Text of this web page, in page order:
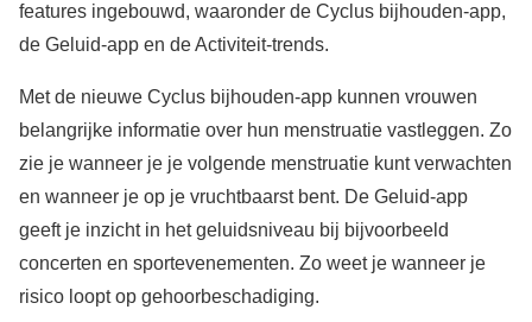
features ingebouwd, waaronder de Cyclus bijhouden-app,
de Geluid-app en de Activiteit-trends.
Met de nieuwe Cyclus bijhouden-app kunnen vrouwen
belangrijke informatie over hun menstruatie vastleggen. Zo
zie je wanneer je je volgende menstruatie kunt verwachten
en wanneer je op je vruchtbaarst bent. De Geluid-app
geeft je inzicht in het geluidsniveau bij bijvoorbeeld
concerten en sportevenementen. Zo weet je wanneer je
risico loopt op gehoorbeschadiging.